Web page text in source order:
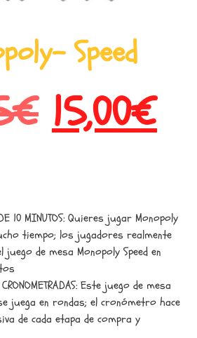
Speed
€ 15,00€
10 MINUTOS: Quieres jugar Monopoly
tiempo; los jugadores realmente
de mesa Monopoly Speed en
CRONOMETRADAS: Este juego de mesa
juega en rondas; el cronómetro hace
de cada etapa de compra y